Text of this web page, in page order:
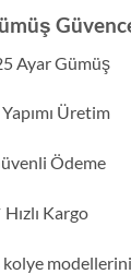
Ayar Gümüş
Üretim
Ödeme
Kargo
kolye